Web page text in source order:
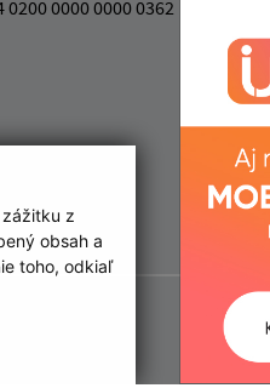
z
obsah a
toho, odkiaľ
0200 0000 0000 0362